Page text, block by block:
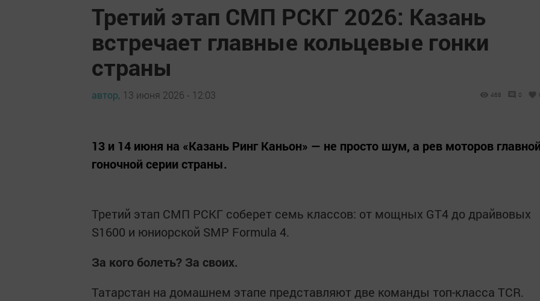
Третий этап СМП РСКГ 2026: Казань
встречает главные кольцевые гонки
страны
автор, 13 июня 2026 - 12:03 468 0
13 и 14 июня на «Казань Ринг Каньон» — не просто шум, а рев моторов
гоночной серии страны.
Третий этап СМП РСКГ соберет семь классов: от мощных GT4 до драйвовых
S1600 и юниорской SMP Formula 4.
За кого болеть? За своих.
Татарстан на домашнем этапе представляют две команды топ-класса TCR.